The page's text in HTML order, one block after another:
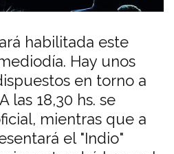
habilitada este
Hay unos
en torno a
las 18,30 hs. se
mientras que a
el "Indio"